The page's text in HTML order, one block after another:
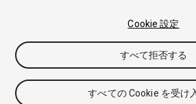
ナレッジベース
クッキー
Cookie 設定
すべて拒否する
すべての Cookie を受け